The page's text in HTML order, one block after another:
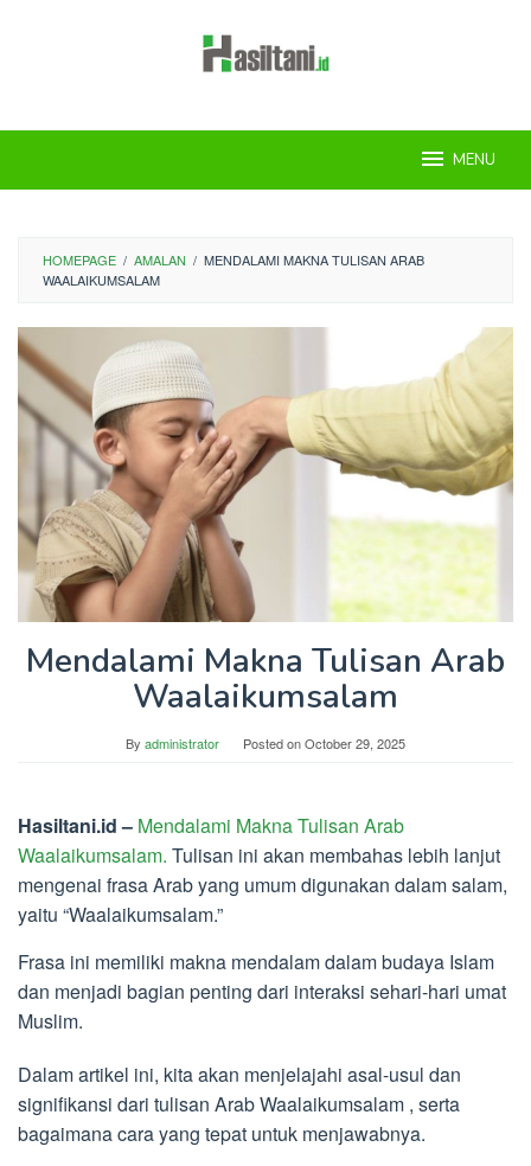
MENU
HOMEPAGE / AMALAN / MENDALAMI MAKNA TULISAN ARAB
WAALAIKUMSALAM
Mendalami Makna Tulisan Arab
Waalaikumsalam
By administrator Posted onOctober 29, 2025
Hasiltani.id – Mendalami Makna Tulisan Arab
Waalaikumsalam. Tulisan ini akan membahas lebih lanjut
mengenai frasa Arab yang umum digunakan dalam salam,
yaitu “Waalaikumsalam.”
Frasa ini memiliki makna mendalam dalam budaya Islam
dan menjadi bagian penting dari interaksi sehari-hari umat
Muslim.
Dalam artikel ini, kita akan menjelajahi asal-usul dan
signifikansi dari tulisan Arab Waalaikumsalam , serta
bagaimana cara yang tepat untuk menjawabnya.